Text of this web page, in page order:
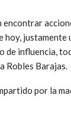
justamente
de influencia,
Robles Barajas.
por la